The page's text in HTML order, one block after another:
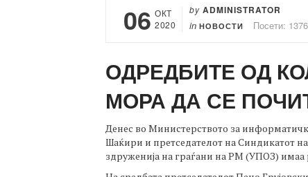
06 ОКТ
2020
by ADMINISTRATOR
in НОВОСТИ Посети: 1376
ОДРЕДБИТЕ ОД
МОРА ДА СЕ
Денес во Министерството за
Шаќири и претседателот на Синдикатот
здруженија на граѓани на РМ (УПОЗ) имаа